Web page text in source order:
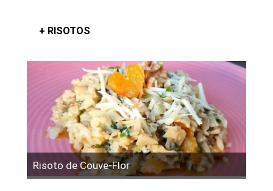
+ RISOTOS
Risoto de Couve-Flor